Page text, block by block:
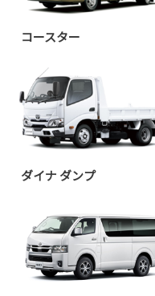
コースター
ダイナ ダンプ